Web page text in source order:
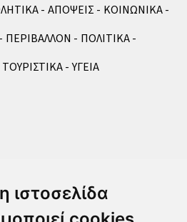
ιστοσελίδα
ΑΠΟΨΕΙΣ
ΚΟΙΝΩΝΙΚΑ
ΠΕΡΙΒΑΛΛΟΝ
ΠΟΛΙΤΙΚΑ
ΤΟΥΡΙΣΤΙΚΑ ΥΓΕΙΑ
μαζί μας μέσω της